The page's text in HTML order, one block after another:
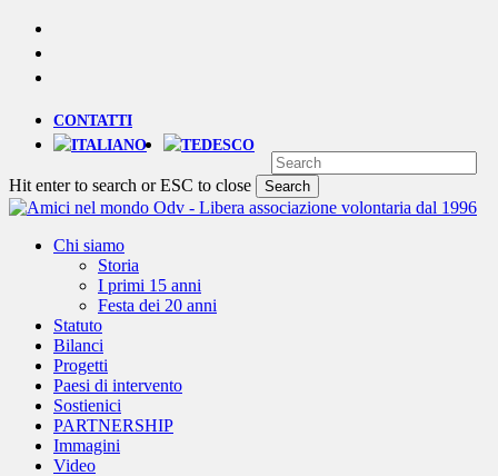
Skip
content
CONTATTI
Hit enter to search or ESC to close Search
Close
Menu
Chi siamo
Storia
I primi 15 anni
Festa dei 20 anni
Statuto
Bilanci
Progetti
Paesi di intervento
Sostienici
PARTNERSHIP
Immagini
Video